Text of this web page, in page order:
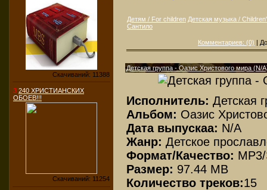
Скачиваний: 11388
3 240 ХРИСТИАНСКИХ
ОБОЕВ!!!
Скачиваний: 11254
Детям / For children Детская музыка /
Сантило
Комментариев: (0) |
Детская группа - Оазис Христового мира (N/
Исполнитель: Детская
Альбом: Оазис
Дата выпускаа: N/A
Жанр: Детское
Формат/Качество: МР3/
Размер: 97.44 MB
Количество треков:15